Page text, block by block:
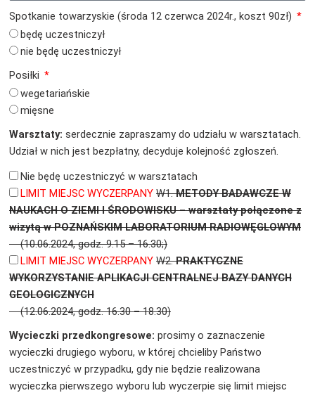
Spotkanie towarzyskie (środa 12 czerwca 2024r., koszt 90zł)
będę uczestniczył
nie będę uczestniczył
Posiłki
wegetariańskie
mięsne
Warsztaty: serdecznie zapraszamy do udziału w warsztatach.
Udział w nich jest bezpłatny, decyduje kolejność zgłoszeń.
Nie będę uczestniczyć w warsztatach
LIMIT MIEJSC WYCZERPANY W1.METODY BADAWCZE W
NAUKACH O ZIEMI I ŚRODOWISKU – warsztaty połączone z
wizytą w POZNAŃSKIM LABORATORIUM RADIOWĘGLOWYM
(10.06.2024, godz. 9.15 – 16.30;)
LIMIT MIEJSC WYCZERPANY W2.PRAKTYCZNE
WYKORZYSTANIE APLIKACJI CENTRALNEJ BAZY DANYCH
GEOLOGICZNYCH
(12.06.2024, godz. 16.30 – 18.30)
Wycieczki przedkongresowe: prosimy o zaznaczenie
wycieczki drugiego wyboru, w której chcieliby Państwo
uczestniczyć w przypadku, gdy nie będzie realizowana
wycieczka pierwszego wyboru lub wyczerpie się limit miejsc